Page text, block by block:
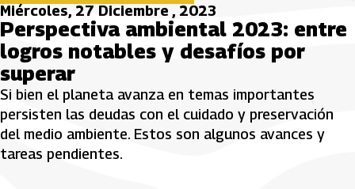
Miércoles, 27 Diciembre , 2023
Perspectiva ambiental 2023: entre
logros notables y desafíos por
superar
Si bien el planeta avanza en temas importantes
persisten las deudas con el cuidado y preservación
del medio ambiente. Estos son algunos avances y
tareas pendientes.